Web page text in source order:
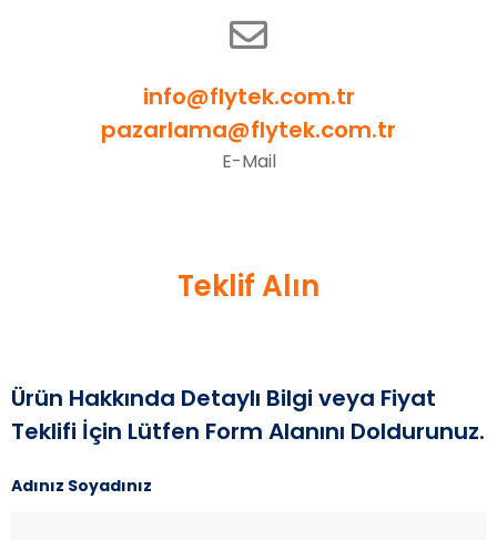
info@flytek.com.tr
pazarlama@flytek.com.tr
E-Mail
Teklif Alın
Ürün Hakkında Detaylı Bilgi veya Fiyat
Teklifi İçin Lütfen Form Alanını Doldurunuz.
Adınız Soyadınız